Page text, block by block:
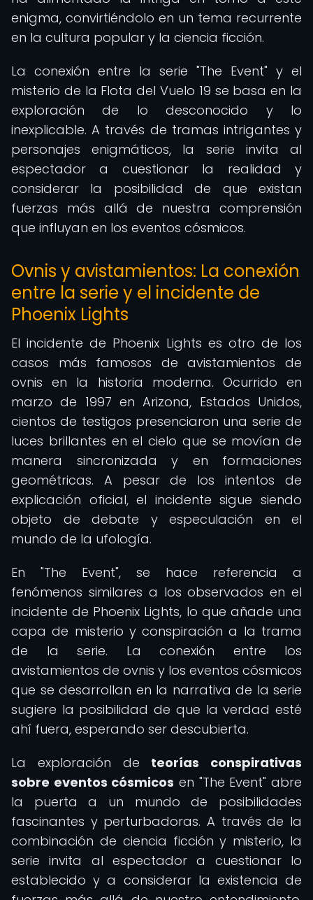
enigma, convirtiéndolo en un tema recurrente
en la cultura popular y la ciencia ficción.
La conexión entre la serie "The Event" y el
misterio de la Flota del Vuelo 19 se basa en la
exploración de lo desconocido y lo
inexplicable. A través de tramas intrigantes y
personajes enigmáticos, la serie invita al
espectador a cuestionar la realidad y
considerar la posibilidad de que existan
fuerzas más allá de nuestra comprensión
que influyan en los eventos cósmicos.
Ovnis y avistamientos: La conexión
entre la serie y el incidente de
Phoenix Lights
El incidente de Phoenix Lights es otro de los
casos más famosos de avistamientos de
ovnis en la historia moderna. Ocurrido en
marzo de 1997 en Arizona, Estados Unidos,
cientos de testigos presenciaron una serie de
luces brillantes en el cielo que se movían de
manera sincronizada y en formaciones
geométricas. A pesar de los intentos de
explicación oficial, el incidente sigue siendo
objeto de debate y especulación en el
mundo de la ufología.
En "The Event", se hace referencia a
fenómenos similares a los observados en el
incidente de Phoenix Lights, lo que añade una
capa de misterio y conspiración a la trama
de la serie. La conexión entre los
avistamientos de ovnis y los eventos cósmicos
que se desarrollan en la narrativa de la serie
sugiere la posibilidad de que la verdad esté
ahí fuera, esperando ser descubierta.
La exploración de teorías conspirativas
sobre eventos cósmicos en "The Event" abre
la puerta a un mundo de posibilidades
fascinantes y perturbadoras. A través de la
combinación de ciencia ficción y misterio, la
serie invita al espectador a cuestionar lo
establecido y a considerar la existencia de